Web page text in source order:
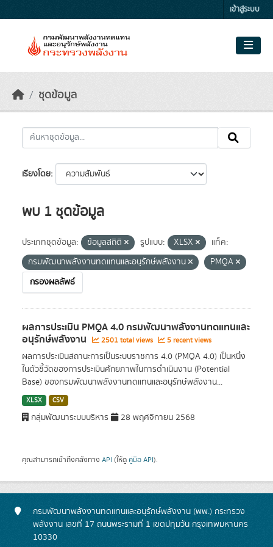
เข้าสู่ระบบ
ชุดข้อมูล
เรียงโดย
พบ 1 ชุดข้อมูล
ประเภทชุดข้อมูล: ข้อมูลสถิติ รูปแบบ: XLSX
แท็ค:
กรมพัฒนาพลังงานทดแทนและอนุรักษ์พลังงาน
PMQA
กรองผลลัพธ์
ผลการประเมิน PMQA 4.0 กรมพัฒนาพลังงานทดแทนและ
อนุรักษ์พลังงาน 2501 total views 5 recent views
ผลการประเมินสถานะการเป็นระบบราชการ 4.0 (PMQA 4.0) เป็นหนึ่ง
ในตัวชี้วัดของการประเมินศักยภาพในการดำเนินงาน (Potential
Base) ของกรมพัฒนาพลังงานทดแทนและอนุรักษ์พลังงาน...
XLSX CSV
กลุ่มพัฒนาระบบบริหาร 28 พฤศจิกายน 2568
คุณสามารถเข้าถึงคลังทาง API (ให้ดู คู่มือ API).
กรมพัฒนาพลังงานทดแทนและอนุรักษ์พลังงาน (พพ.) กระทรวง
พลังงาน เลขที่ 17 ถนนพระรามที่ 1 เขตปทุมวัน กรุงเทพมหานคร
10330